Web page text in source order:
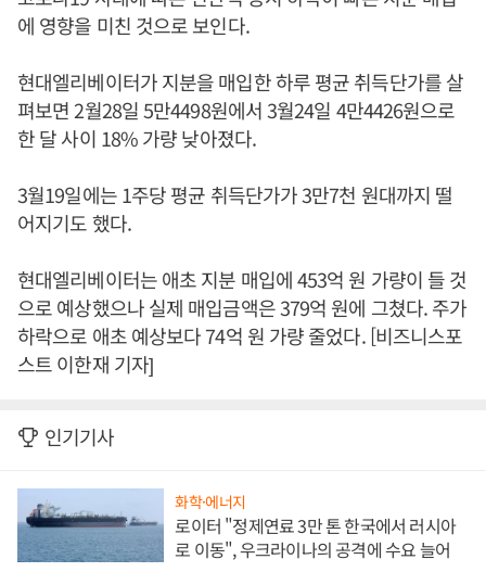
에 영향을 미친 것으로 보인다.
현대엘리베이터가 지분을 매입한 하루 평균 취득단가를 살
펴보면 2월28일 5만4498원에서 3월24일 4만4426원으로
한 달 사이 18% 가량 낮아졌다.
3월19일에는 1주당 평균 취득단가가 3만7천 원대까지 떨
어지기도 했다.
현대엘리베이터는 애초 지분 매입에 453억 원 가량이 들 것
으로 예상했으나 실제 매입금액은 379억 원에 그쳤다. 주가
하락으로 애초 예상보다 74억 원 가량 줄었다. [비즈니스포
스트 이한재 기자]
인기기사
화학·에너지
로이터 "정제연료 3만 톤 한국에서 러시아
로 이동", 우크라이나의 공격에 수요 늘어